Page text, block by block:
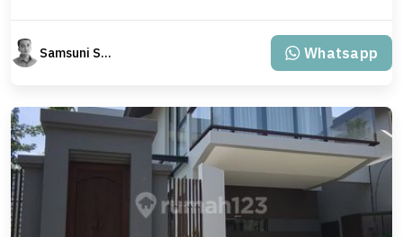
Samsuni Samsuni Whatsapp